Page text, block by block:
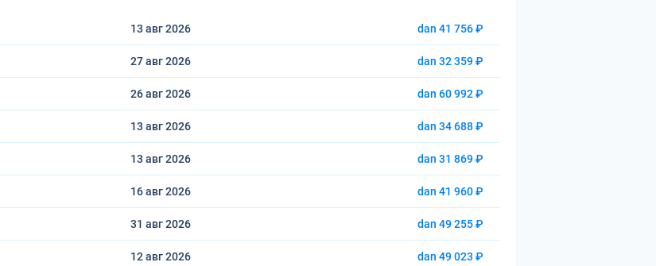
13 авг2026 dan 41 756 ₽
27 авг2026 dan 32 359 ₽
26 авг2026 dan 60 992 ₽
13 авг2026 dan 34 688 ₽
13 авг2026 dan 31 869 ₽
16 авг2026 dan 41 960 ₽
31 авг2026 dan 49 255 ₽
12 авг2026 dan 49 023 ₽